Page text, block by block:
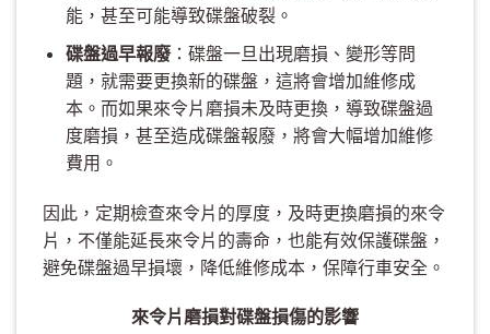
能，甚至可能導致碟盤破裂。
碟盤過早報廢：碟盤一旦出現磨損、變形等問
題，就需要更換新的碟盤，這將會增加維修成
本。而如果來令片磨損未及時更換，導致碟盤過
度磨損，甚至造成碟盤報廢，將會大幅增加維修
費用。
因此，定期檢查來令片的厚度，及時更換磨損的來令
片，不僅能延長來令片的壽命，也能有效保護碟盤，
避免碟盤過早損壞，降低維修成本，保障行車安全。
來令片磨損對碟盤損傷的影響